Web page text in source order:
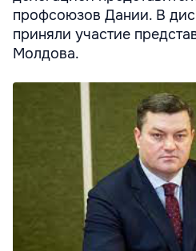
профсоюзов Дании. В
приняли участие
Молдова.